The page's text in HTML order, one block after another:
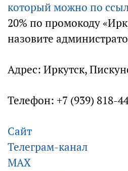
который можно по
20% по промокоду
назовите
Адрес: Иркутск,
Телефон: +7 (939) 818-
Сайт
Телеграм-канал
МАХ